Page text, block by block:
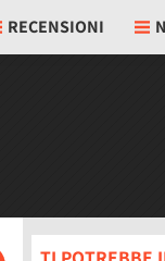
RECENSIONI